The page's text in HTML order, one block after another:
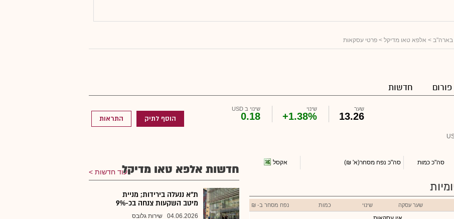
בארה"ב > אלפא טאו מדיקל > פרטי עסקאות
פורום חדשות
שער
13.26
שינוי
+1.38%
שינוי ב USD
0.18 הוסף לתיק התראות
סה"כ כמות סה"כ נפח מסחר(א' ₪) אקסל
שער עסקה שינוי כמות נפח מסחר ב- ₪
חדשות אלפא טאו מדיקלעוד חדשות
ת"א ננעלה בירידות; מניית
מיטב השקעות צנחה בכ-9%
04.06.2026 שירות גלובס